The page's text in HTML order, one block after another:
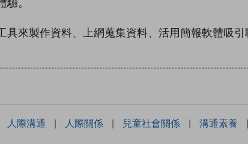
。
製作資料、上網蒐集資料、活用簡報軟體吸引
人際溝通 | 人際關係 | 兒童社會關係 | 溝通素養 |